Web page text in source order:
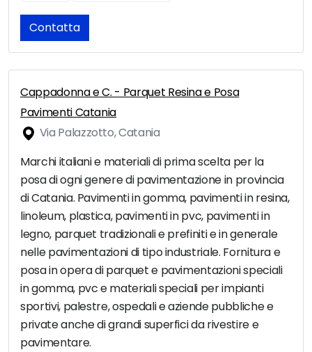
Contatta
Cappadonna e C. - Parquet Resina e Posa
Pavimenti Catania
Via Palazzotto, Catania
Marchi italiani e materiali di prima scelta per la
posa di ogni genere di pavimentazione in provincia
di Catania. Pavimenti in gomma, pavimenti in resina,
linoleum, plastica, pavimenti in pvc, pavimenti in
legno, parquet tradizionali e prefiniti e in generale
nelle pavimentazioni di tipo industriale. Fornitura e
posa in opera di parquet e pavimentazioni speciali
in gomma, pvc e materiali speciali per impianti
sportivi, palestre, ospedali e aziende pubbliche e
private anche di grandi superfici da rivestire e
pavimentare.